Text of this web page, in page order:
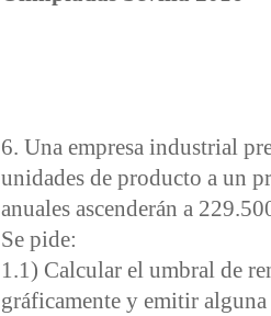
6. Una empresa industrial
unidades de producto a un
anuales ascenderán a
Se pide:
1.1) Calcular el umbral de
gráficamente y emitir